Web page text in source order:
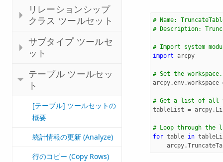
リレーションシップ
クラス ツールセット
サブタイプ ツールセ
ット
テーブル ツールセッ
ト
[テーブル] ツールセットの
概要
統計情報の更新 (Analyze)
行のコピー (Copy Rows)
# Name:
# Description:
# Import system
import arcpy
# Set the workspace.
arcpy.env.workspace
# Get a list of all
tableList = arcpy.
# Loop through the
for table in
arcpy.